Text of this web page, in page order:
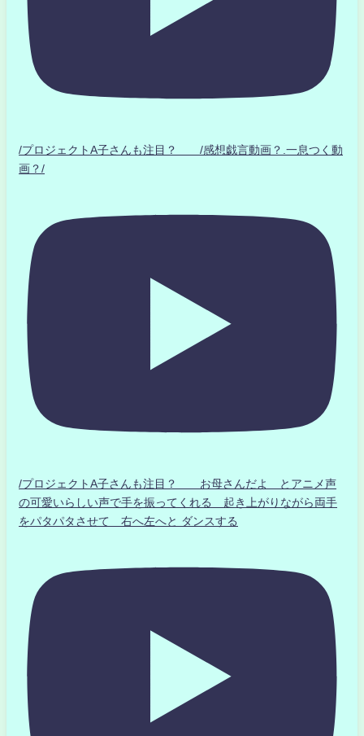
/プロジェクトA子さんも注目？ /感想戯言動画？.一息つく動
画？/
/プロジェクトA子さんも注目？ お母さんだよ とアニメ声
の可愛いらしい声で手を振ってくれる 起き上がりながら両手
をパタパタさせて 右へ左へと ダンスする